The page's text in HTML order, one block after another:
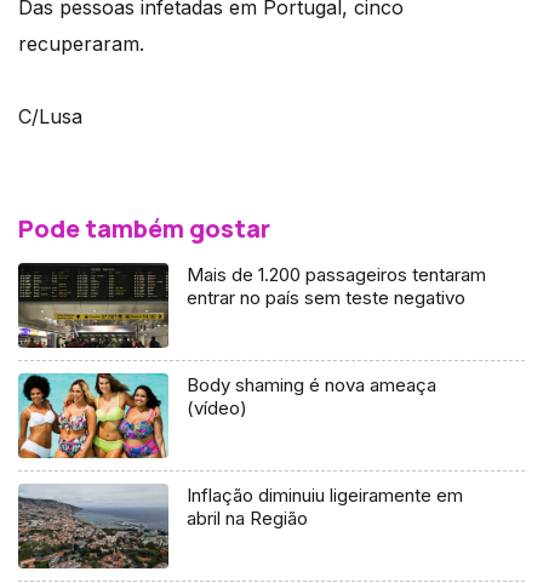
Das pessoas infetadas em Portugal, cinco
recuperaram.
C/Lusa
Pode também gostar
Mais de 1.200 passageiros tentaram
entrar no país sem teste negativo
Body shaming é nova ameaça
(vídeo)
Inflação diminuiu ligeiramente em
abril na Região